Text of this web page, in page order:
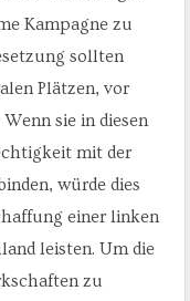
Kampagne zu
sollten
Plätzen, vor
sie in diesen
mit der
würde dies
einer linken
leisten. Um die
zu